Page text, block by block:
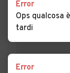
Error
Ops qualcosa
tardi
Error